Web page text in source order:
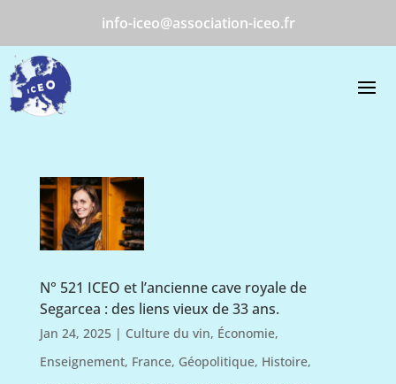
info-iceo@association-iceo.fr
N° 521 ICEO et l’ancienne cave royale de
Segarcea : des liens vieux de 33 ans.
Jan 24, 2025| Culture du vin, Économie,
Enseignement, France, Géopolitique, Histoire,